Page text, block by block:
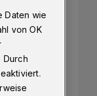
Daten wie
von OK
Durch